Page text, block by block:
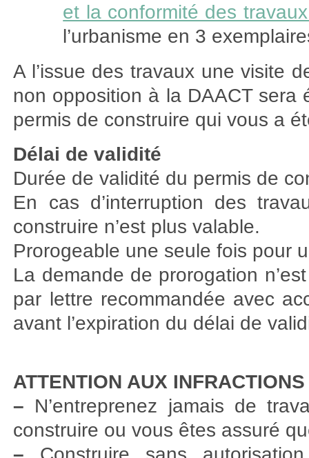
et la conformité des
l’urbanisme en 3
A l’issue des travaux une visite
non opposition à la DAACT sera
permis de construire qui vous a
Délai de validité
Durée de validité du permis de
En cas d’interruption des
construire n’est plus valable.
Prorogeable une seule fois pour
La demande de prorogation
par lettre recommandée avec
avant l’expiration du délai de
ATTENTION AUX INFRACTIONS
– N’entreprenez jamais de
construire ou vous êtes assuré